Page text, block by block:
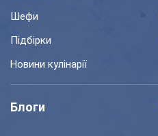
Шефи
Підбірки
Новини кулінарії
Блоги